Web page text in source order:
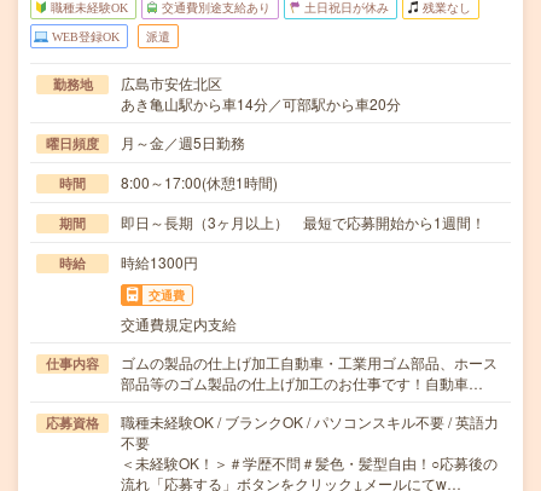
職種未経験OK 交通費別途支給あり 土日祝日が休み 残業なし
WEB登録OK 派遣
勤務地
広島市安佐北区
あき亀山駅から車14分／可部駅から車20分
曜日頻度 月～金／週5日勤務
時間 8:00～17:00(休憩1時間)
期間 即日～長期（3ヶ月以上） 最短で応募開始から1週間！
時給 時給1300円
交通費
交通費規定内支給
仕事内容
ゴムの製品の仕上げ加工自動車・工業用ゴム部品、ホース
部品等のゴム製品の仕上げ加工のお仕事です！自動車…
応募資格
職種未経験OK / ブランクOK / パソコンスキル不要 / 英語力
不要
＜未経験OK！＞＃学歴不問＃髪色・髪型自由！○応募後の
流れ「応募する」ボタンをクリック↓メールにてw…